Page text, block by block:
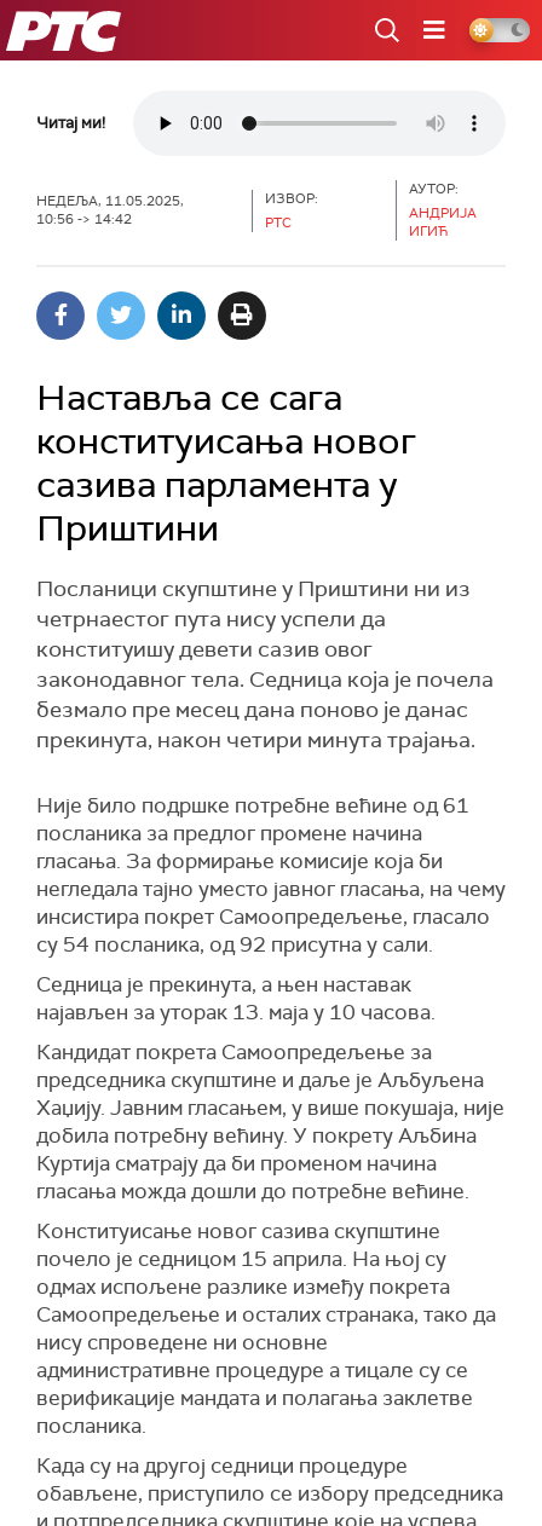
РТС
Читај ми!
НЕДЕЉА, 11.05.2025,
10:56 -> 14:42
ИЗВОР:
РТС
АУТОР:
АНДРИЈА
ИГИЋ
Наставља се сага
конституисања новог
сазива парламента у
Приштини
Посланици скупштине у Приштини ни из
четрнаестог пута нису успели да
конституишу девети сазив овог
законодавног тела. Седница која је почела
безмало пре месец дана поново је данас
прекинута, након четири минута трајања.
Није било подршке потребне већине од 61
посланика за предлог промене начина
гласања. За формирање комисије која би
негледала тајно уместо јавног гласања, на чему
инсистира покрет Самоопредељење, гласало
су 54 посланика, од 92 присутна у сали.
Седница је прекинута, а њен наставак
најављен за уторак 13. маја у 10 часова.
Кандидат покрета Самоопредељење за
председника скупштине и даље је Аљбуљена
Хаџију. Јавним гласањем, у више покушаја, није
добила потребну већину. У покрету Аљбина
Куртија сматрају да би променом начина
гласања можда дошли до потребне већине.
Конституисање новог сазива скупштине
почело је седницом 15 априла. На њој су
одмах испољене разлике између покрета
Самоопредељење и осталих странака, тако да
нису спроведене ни основне
административне процедуре а тицале су се
верификације мандата и полагања заклетве
посланика.
Када су на другој седници процедуре
обављене, приступило се избору председника